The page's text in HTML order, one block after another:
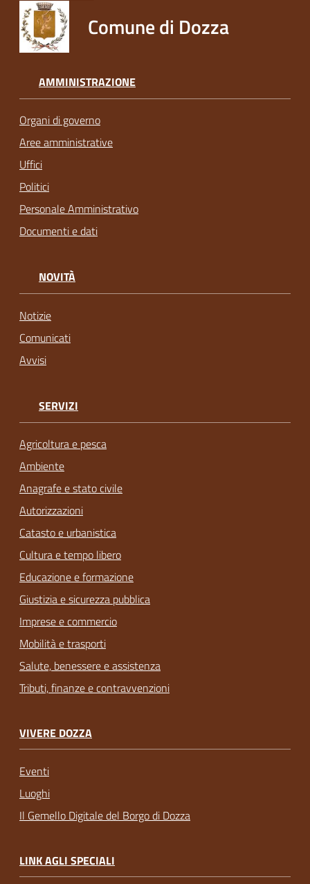
Comune di Dozza
AMMINISTRAZIONE
Organi di governo
Aree amministrative
Uffici
Politici
Personale Amministrativo
Documenti e dati
NOVITÀ
Notizie
Comunicati
Avvisi
SERVIZI
Agricoltura e pesca
Ambiente
Anagrafe e stato civile
Autorizzazioni
Catasto e urbanistica
Cultura e tempo libero
Educazione e formazione
Giustizia e sicurezza pubblica
Imprese e commercio
Mobilità e trasporti
Salute, benessere e assistenza
Tributi, finanze e contravvenzioni
VIVERE DOZZA
Eventi
Luoghi
Il Gemello Digitale del Borgo di Dozza
LINK AGLI SPECIALI